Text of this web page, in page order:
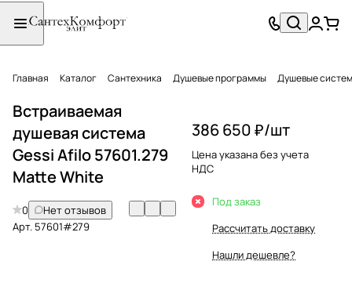
Главная Каталог Сантехника Душевые программы Душевые
Встраиваемая
душевая система
Gessi Afilo 57601.279
Matte White
0
Нет отзывов
Арт. 57601#279
386 650 ₽/шт
Цена указана без учета
НДС
Под заказ
Рассчитать доставку
Нашли дешевле?